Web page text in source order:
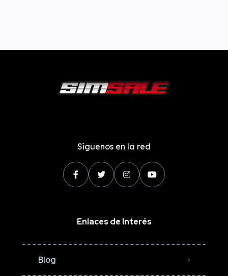
Síguenos en la red
Enlaces de Interés
Blog